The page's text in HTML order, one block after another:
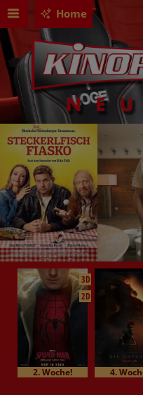
Home
3D
2D
2. Woche! 4.